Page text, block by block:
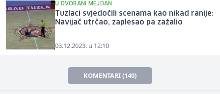
U DVORANI MEJDAN
Tuzlaci svjedočili scenama kao nikad ranije:
Navijač utrčao, zaplesao pa zažalio
03.12.2023. u 12:10
KOMENTARI (140)